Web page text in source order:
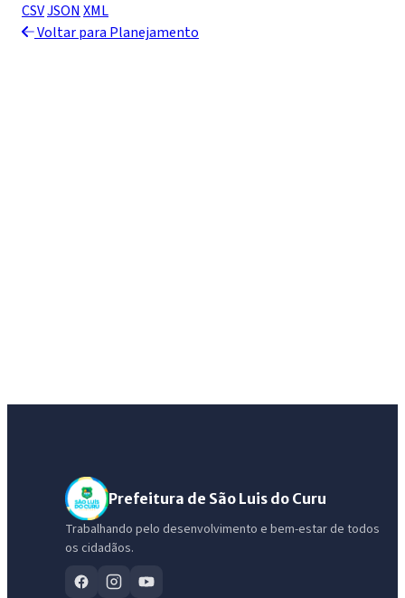
CSVJSON XML
Voltar para Planejamento
Prefeitura de São Luis do Curu
Trabalhando pelo desenvolvimento e bem-estar de todos
os cidadãos.